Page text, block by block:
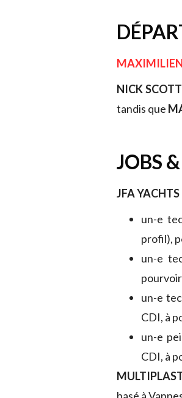
NICK SCOTT
tandis que
JOBS
JFA YACHTS
un-e
profil),
un-e
un-e
CDI, à
un-e
CDI, à